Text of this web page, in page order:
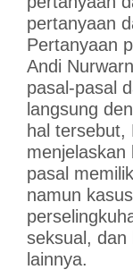
pertanyaan
Pertanyaan
Andi
pasal-pasal
langsung
hal tersebut,
menjelaskan
pasal
namun
seksual, dan
lainnya.